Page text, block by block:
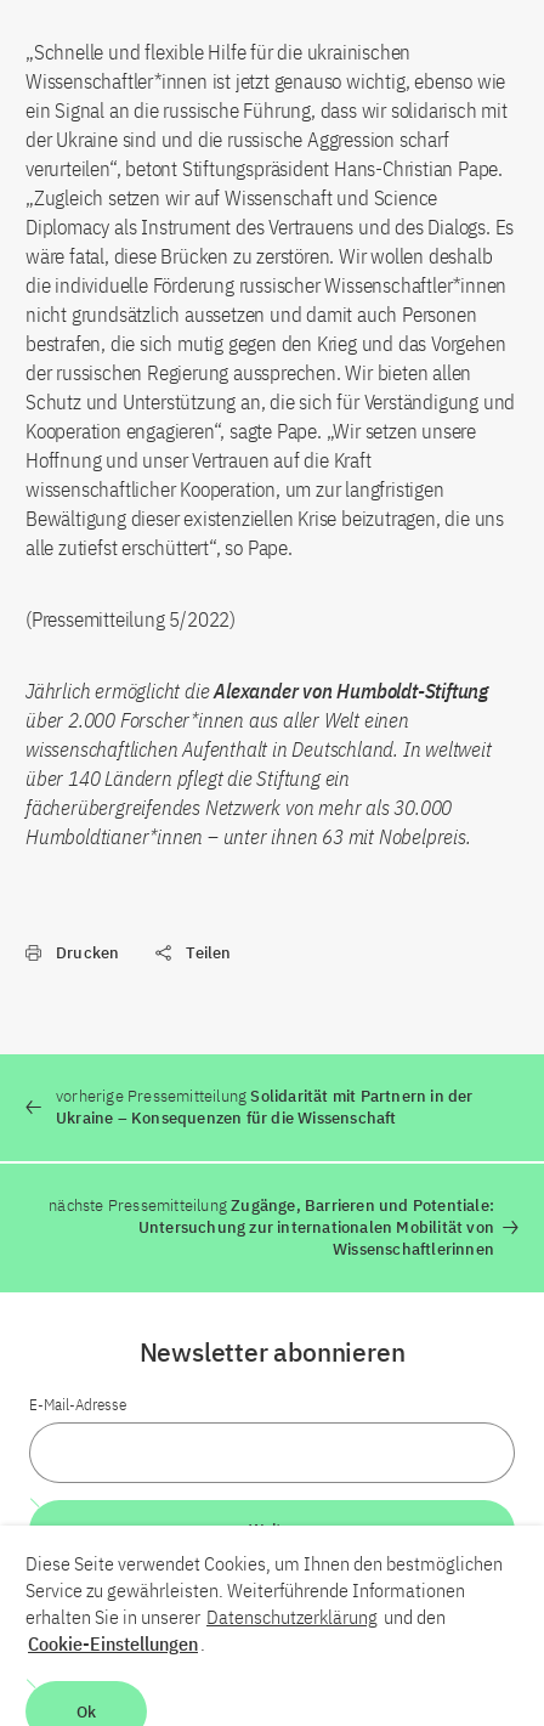
„Schnelle und flexible Hilfe für die ukrainischen
Wissenschaftler*innen ist jetzt genauso wichtig, ebenso wie
ein Signal an die russische Führung, dass wir solidarisch mit
der Ukraine sind und die russische Aggression scharf
verurteilen“, betont Stiftungspräsident Hans-Christian Pape.
„Zugleich setzen wir auf Wissenschaft und Science
Diplomacy als Instrument des Vertrauens und des Dialogs. Es
wäre fatal, diese Brücken zu zerstören. Wir wollen deshalb
die individuelle Förderung russischer Wissenschaftler*innen
nicht grundsätzlich aussetzen und damit auch Personen
bestrafen, die sich mutig gegen den Krieg und das Vorgehen
der russischen Regierung aussprechen. Wir bieten allen
Schutz und Unterstützung an, die sich für Verständigung und
Kooperation engagieren“, sagte Pape. „Wir setzen unsere
Hoffnung und unser Vertrauen auf die Kraft
wissenschaftlicher Kooperation, um zur langfristigen
Bewältigung dieser existenziellen Krise beizutragen, die uns
alle zutiefst erschüttert“, so Pape.
(Pressemitteilung 5/2022)
Jährlich ermöglicht dieAlexander von Humboldt-Stiftung
über 2.000 Forscher*innen aus aller Welt einen
wissenschaftlichen Aufenthalt in Deutschland. In weltweit
über 140 Ländern pflegt die Stiftung ein
fächerübergreifendes Netzwerk von mehr als 30.000
Humboldtianer*innen – unter ihnen 63 mit Nobelpreis.
Drucken Teilen
vorherige PressemitteilungSolidarität mit Partnern in der
Ukraine – Konsequenzen für die Wissenschaft
nächste PressemitteilungZugänge, Barrieren und Potentiale:
Untersuchung zur internationalen Mobilität von
Wissenschaftlerinnen
LinkedInBlueskyYouTube
Kontakt
Barrierefreiheit
Newsletter abonnieren
E-Mail-Adresse
Weiter
Diese Seite verwendet Cookies, um Ihnen den bestmöglichen
Service zu gewährleisten. Weiterführende Informationen
erhalten Sie in unserer Datenschutzerklärung und den
Cookie-Einstellungen.
Ok